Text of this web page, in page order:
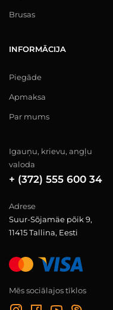
Brusas
INFORMĀCIJA
Piegāde
Apmaksa
Par mums
Igauņu, krievu, angļu
valoda
+ (372) 555 600 34
Adrese
Suur-Sõjamäe põik 9,
11415 Tallina, Eesti
Mēs sociālajos tīklos